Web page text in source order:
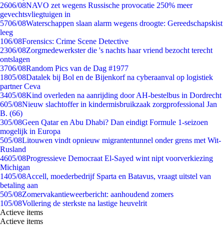
2606/08NAVO zet wegens Russische provocatie 250% meer
gevechtsvliegtuigen in
5706/08Waterschappen slaan alarm wegens droogte: Gereedschapskist
leeg
106/08Forensics: Crime Scene Detective
2306/08Zorgmedewerkster die 's nachts haar vriend bezocht terecht
ontslagen
3706/08Random Pics van de Dag #1977
1805/08Datalek bij Bol en de Bijenkorf na cyberaanval op logistiek
partner Ceva
3405/08Kind overleden na aanrijding door AH-bestelbus in Dordrecht
605/08Nieuw slachtoffer in kindermisbruikzaak zorgprofessional Jan
B. (66)
305/08Geen Qatar en Abu Dhabi? Dan eindigt Formule 1-seizoen
mogelijk in Europa
505/08Litouwen vindt opnieuw migrantentunnel onder grens met Wit-
Rusland
4605/08Progressieve Democraat El-Sayed wint nipt voorverkiezing
Michigan
1405/08Accell, moederbedrijf Sparta en Batavus, vraagt uitstel van
betaling aan
505/08Zomervakantieweerbericht: aanhoudend zomers
105/08Vollering de sterkste na lastige heuvelrit
Actieve items
Actieve items